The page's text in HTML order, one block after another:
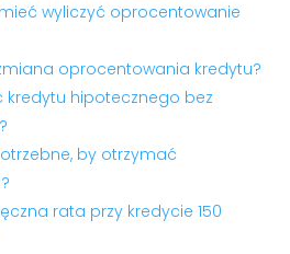
wyliczyć oprocentowanie
oprocentowania kredytu?
kredytu hipotecznego bez
by otrzymać
rata przy kredycie 150